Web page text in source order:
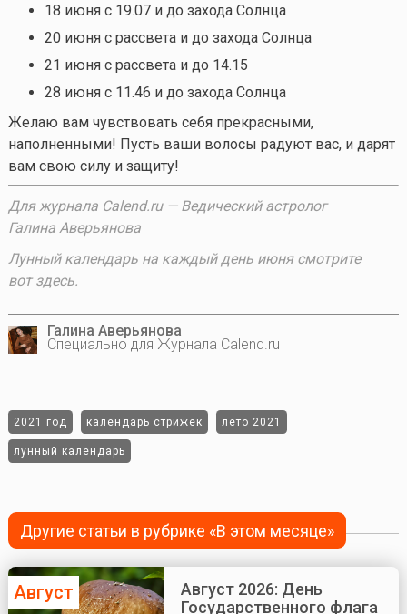
18 июня с 19.07 и до захода Солнца
20 июня с рассвета и до захода Солнца
21 июня с рассвета и до 14.15
28 июня с 11.46 и до захода Солнца
Желаю вам чувствовать себя прекрасными,
наполненными! Пусть ваши волосы радуют вас, и дарят
вам свою силу и защиту!
Для журнала Calend.ru — Ведический астролог
Галина Аверьянова
Лунный календарь на каждый день июня смотрите
вот здесь.
Галина Аверьянова
Специально для Журнала Calend.ru
2021 год календарь стрижек лето 2021
лунный календарь
Другие статьи в рубрике «В этом месяце»
Август
Август 2026: День
Государственного флага